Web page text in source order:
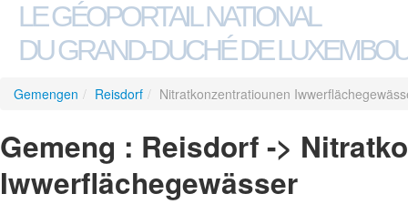
LE GÉOPORTAIL NATIONAL
DU GRAND-DUCHÉ DE
Gemengen / Reisdorf / Nitratkonzentratiounen
Gemeng : Reisdorf ->
Iwwerflächegewässer